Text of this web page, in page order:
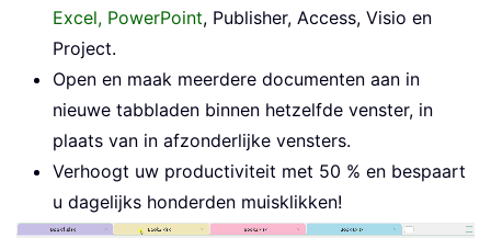
Excel, PowerPoint, Publisher, Access, Visio en
Project.
Open en maak meerdere documenten aan in
nieuwe tabbladen binnen hetzelfde venster, in
plaats van in afzonderlijke vensters.
Verhoogt uw productiviteit met 50 % en bespaart
u dagelijks honderden muisklikken!